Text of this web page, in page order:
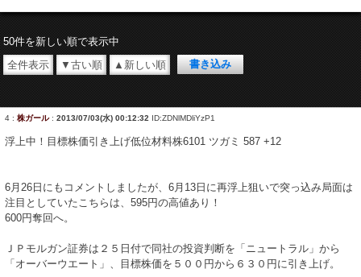
50件を新しい順で表示中
全件表示
▼古い順 ▲新しい順
4 : 株ガール: 2013/07/03(水) 00:12:32 ID:ZDNlMDliYzP1
浮上中！目標株価引き上げ低位材料株6101 ツガミ 587 +12
6月26日にもコメントしましたが、6月13日に再浮上狙いで突っ込み局面は
注目としていたこちらは、595円の高値あり！
600円奪回へ。
ＪＰモルガン証券は２５日付で同社の投資判断を「ニュートラル」から
「オーバーウエート」、目標株価を５００円から６３０円に引き上げ。